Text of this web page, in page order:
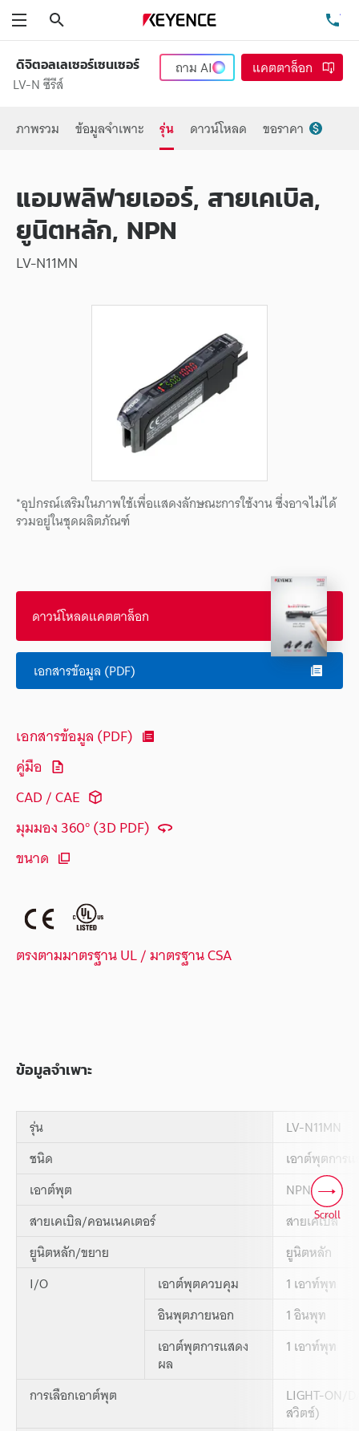
ดิจิตอลเลเซอร์เซนเซอร์
LV-N ซีรีส์
ถามAI แคตตาล็อก
ภาพรวม ข้อมูลจำเพาะ รุ่น ดาวน์โหลด ขอราคา
แอมพลิฟายเออร์, สายเคเบิล,
ยูนิตหลัก, NPN
LV-N11MN
*อุปกรณ์เสริมในภาพใช้เพื่อแสดงลักษณะการใช้งาน ซึ่งอาจไม่ได้
รวมอยู่ในชุดผลิตภัณฑ์
ดาวน์โหลดแคตตาล็อก
เอกสารข้อมูล (PDF)
เอกสารข้อมูล (PDF)
คู่มือ
CAD / CAE
มุมมอง 360° (3D PDF)
ขนาด
ตรงตามมาตรฐาน UL / มาตรฐาน CSA
ข้อมูลจำเพาะ
รุ่น
LV-N11MN
ชนิด
เอาต์พุตการ
เอาต์พุต
NPN
สายเคเบิล/คอนเนคเตอร์
สายเคเบิล
ยูนิตหลัก/ขยาย
ยูนิตหลัก
I/O
เอาต์พุตควบคุม
1 เอาท์พุท
อินพุตภายนอก
1 อินพุท
เอาต์พุตการแสดง
ผล
1 เอาท์พุท
การเลือกเอาต์พุต LIGHT-ON/
สวิตช์)
Scroll